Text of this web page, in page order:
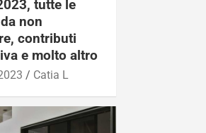
tutte le
non
contributi
e molto altro
Catia L